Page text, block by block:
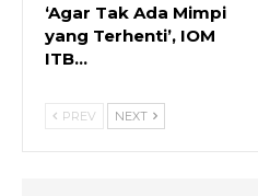
‘Agar Tak Ada Mimpi
yang Terhenti’, IOM
ITB…
PREV NEXT